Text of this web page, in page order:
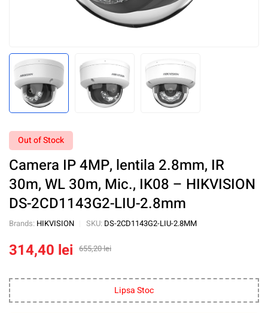
Out of Stock
Camera IP 4MP, lentila 2.8mm, IR
30m, WL 30m, Mic., IK08 – HIKVISION
DS-2CD1143G2-LIU-2.8mm
Brands: HIKVISION SKU: DS-2CD1143G2-LIU-2.8MM
655,20lei
314,40 lei
Lipsa Stoc